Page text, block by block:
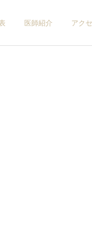
医師紹介 アク